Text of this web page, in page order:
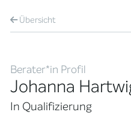
Übersicht
Berater*in Profil
Johanna
In Qualifizierung